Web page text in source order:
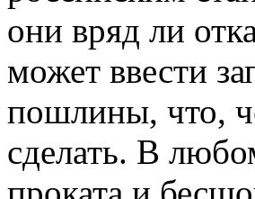
они вряд ли
может ввести
пошлины, что,
сделать. В